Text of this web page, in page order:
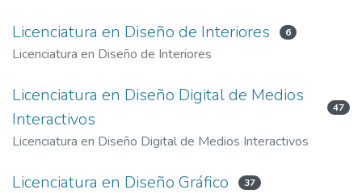
Licenciatura en Diseño de Interiores 6
Licenciatura en Diseño de Interiores
Licenciatura en Diseño Digital de Medios
Interactivos
47
Licenciatura en Diseño Digital de Medios Interactivos
Licenciatura en Diseño Gráfico 37